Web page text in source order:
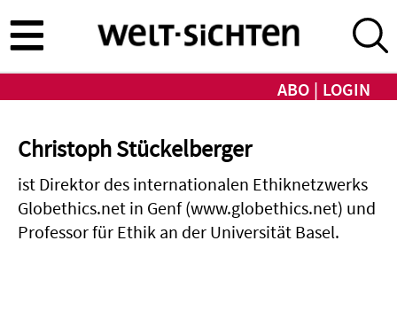
zum
Inhalt
ABO LOGIN
Christoph Stückelberger
ist Direktor des internationalen Ethiknetzwerks
Globethics.net in Genf (www.globethics.net) und
Professor für Ethik an der Universität Basel.